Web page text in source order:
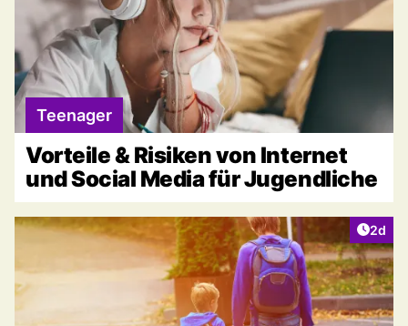
Teenager
Vorteile & Risiken von Internet
und Social Media für Jugendliche
2d